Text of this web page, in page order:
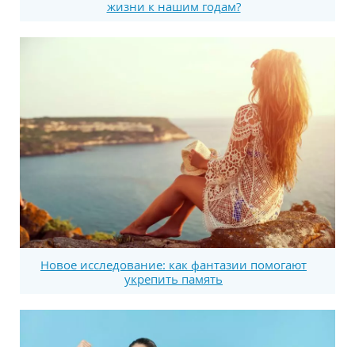
жизни к нашим годам?
Новое исследование: как фантазии помогают
укрепить память